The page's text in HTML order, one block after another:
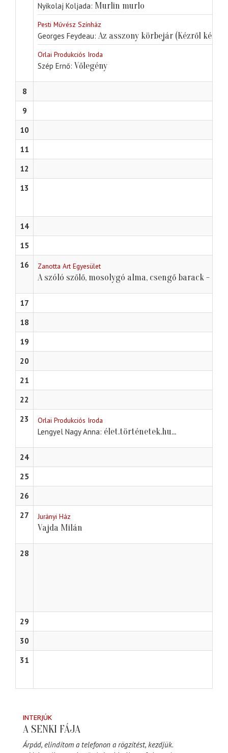
Nyikolaj Koljada Murlin murlo
Pesti Művész Színház
Georges Feydeau Az asszony körbejár (Kézről kézre)
Orlai Produkciós Iroda
Szép Ernő Vőlegény
8
9
10
11
12
13
14
15
16
Zanotta Art Egyesület
A szóló szőlő, mosolygó alma, csengő barack -
17
18
19
20
21
22
23
Orlai Produkciós Iroda
Lengyel Nagy Anna élet.történetek.hu...
24
25
26
27
Jurányi Ház
Vajda Milán
28
29
30
31
INTERJÚK
A SENKI FÁJA
Árpád, elindítom a telefonon a rögzítést, kezdjük.